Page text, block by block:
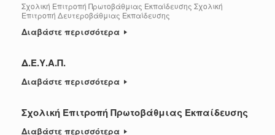
Σχολική Επιτροπή Πρωτοβάθμιας Εκπαίδευσης Σχολική
Επιτροπή Δευτεροβάθμιας Εκπαίδευσης
Διαβάστε περισσότερα
Δ.Ε.Υ.Α.Π.
Διαβάστε περισσότερα
Σχολική Επιτροπή Πρωτοβάθμιας Εκπαίδευσης
Διαβάστε περισσότερα